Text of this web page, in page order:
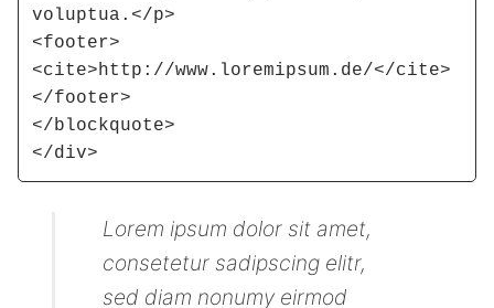
voluptua.</p>
<footer>
<cite>http://www.loremipsum.de/</cite>
</footer>
</blockquote>
</div>
Lorem ipsum dolor sit amet,
consetetur sadipscing elitr,
sed diam nonumy eirmod